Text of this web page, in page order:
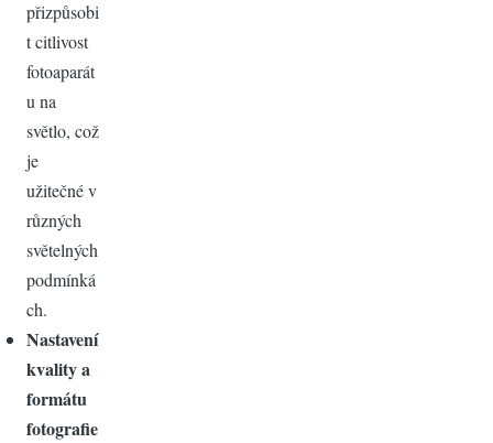
přizpůsobi
t citlivost
fotoaparát
u na
světlo, což
je
užitečné v
různých
světelných
podmínká
ch.
Nastavení
kvality a
formátu
fotografie